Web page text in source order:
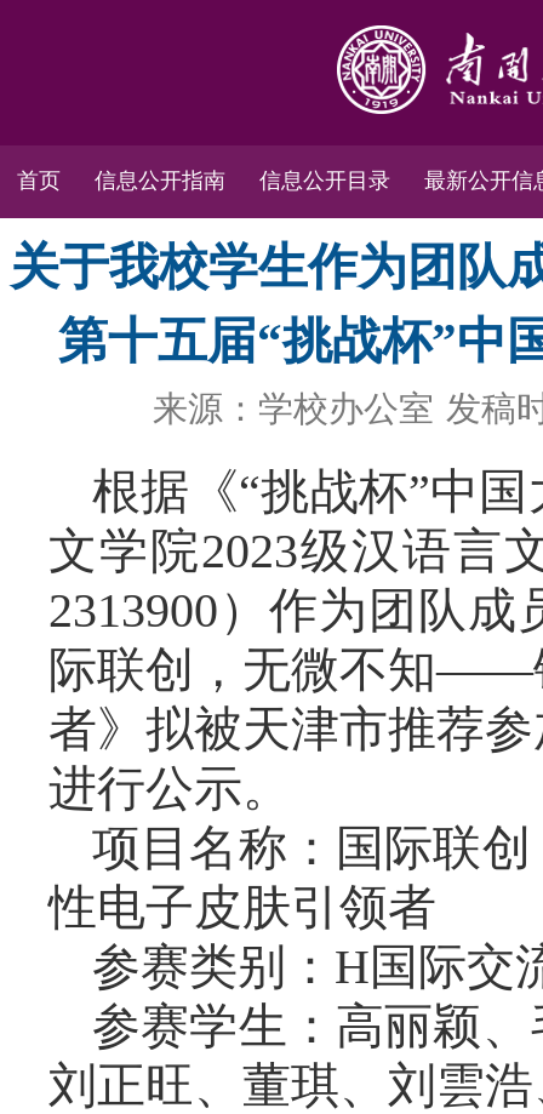
首页 信息公开指南 信息公开目录 最新公开信
关于我校学生作为团队
第十五届“挑战杯”中
来源：学校办公室 发稿
根据《“挑战杯”中
文学院2023级汉语言
2313900）作为团队
际联创，无微不知——
者》拟被天津市推荐
进行公示。
项目名称：国际联
性电子皮肤引领者
参赛类别：H国际交
参赛学生：高丽颖
刘正旺、董琪、刘雲